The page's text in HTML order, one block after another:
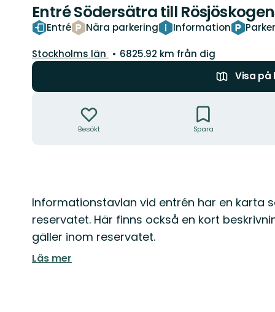
Entré Södersätra till
Entré Nära parkering Information
Län:
Stockholms län
6825.92 km från dig
Visa på
Besökt Spara
Beskrivning
Informationstavlan vid entrén har en karta
reservatet. Här finns också en kort
gäller inom reservatet.
Läs mer